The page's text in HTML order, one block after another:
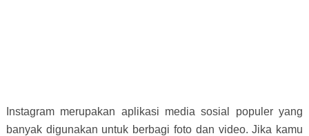
Instagram merupakan aplikasi media sosial populer yang
banyak digunakan untuk berbagi foto dan video. Jika kamu